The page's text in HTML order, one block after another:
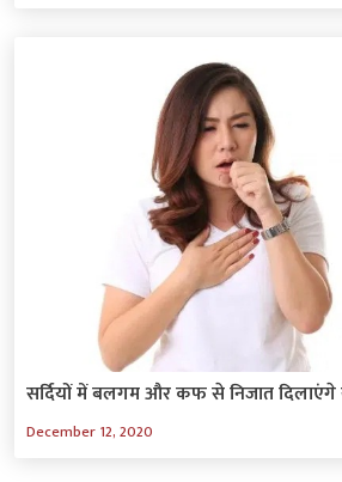
सर्दियों में बलगम और कफ से निजात
December 12, 2020